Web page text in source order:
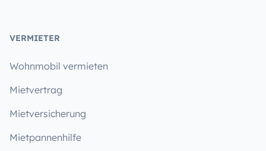
VERMIETER
Wohnmobil vermieten
Mietvertrag
Mietversicherung
Mietpannenhilfe